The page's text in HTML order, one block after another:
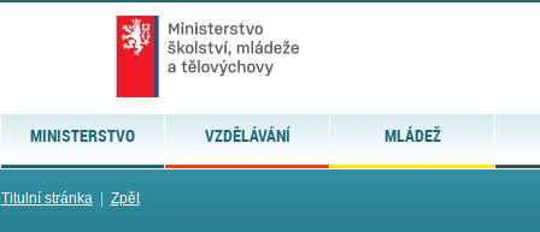
MINISTERSTVO VZDĚLÁVÁNÍ MLÁDEŽ
Titulní stránka| Zpět